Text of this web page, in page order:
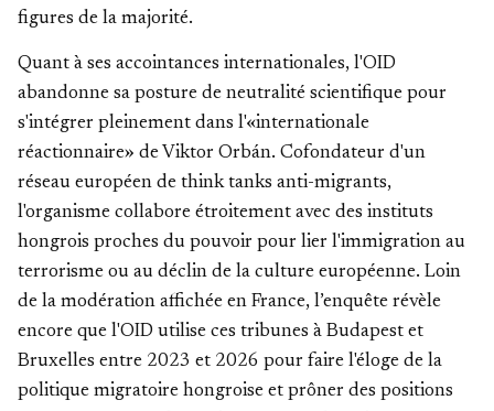
figures de la majorité.
Quant à ses accointances internationales, l'OID
abandonne sa posture de neutralité scientifique pour
s'intégrer pleinement dans l'«internationale
réactionnaire» de Viktor Orbán. Cofondateur d'un
réseau européen de think tanks anti-migrants,
l'organisme collabore étroitement avec des instituts
hongrois proches du pouvoir pour lier l'immigration au
terrorisme ou au déclin de la culture européenne. Loin
de la modération affichée en France, l’enquête révèle
encore que l'OID utilise ces tribunes à Budapest et
Bruxelles entre 2023 et 2026 pour faire l'éloge de la
politique migratoire hongroise et prôner des positions